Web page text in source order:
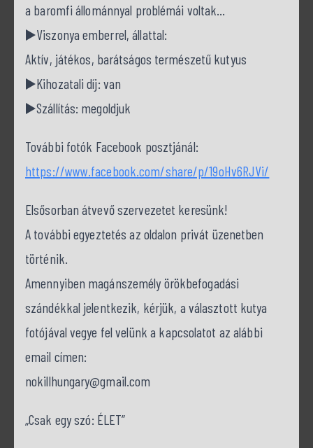
a baromfi állománnyal problémái voltak…
▶️Viszonya emberrel, állattal:
Aktív, játékos, barátságos természetű kutyus
▶️Kihozatali díj: van
▶️Szállítás: megoldjuk
További fotók Facebook posztjánál:
https://www.facebook.com/share/p/19oHv6RJVi/
Elsősorban átvevő szervezetet keresünk!
A további egyeztetés az oldalon privát üzenetben
történik.
Amennyiben magánszemély örökbefogadási
szándékkal jelentkezik, kérjük, a választott kutya
fotójával vegye fel velünk a kapcsolatot az alábbi
email címen:
nokillhungary@gmail.com
„Csak egy szó: ÉLET”